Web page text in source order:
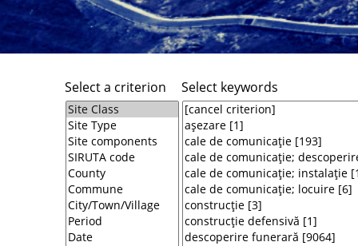
Select a criterion Select keywords